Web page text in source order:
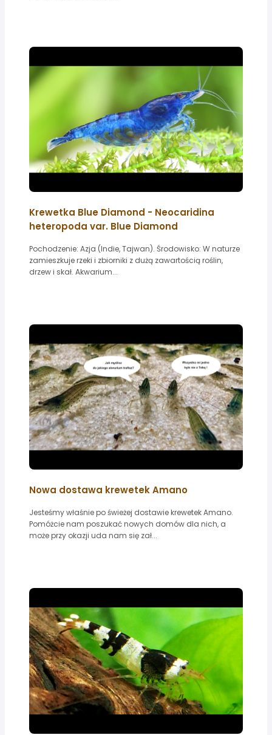
Krewetka Blue Diamond - Neocaridina
heteropoda var. Blue Diamond
Pochodzenie: Azja (Indie, Tajwan). Środowisko: W naturze
zamieszkuje rzeki i zbiorniki z dużą zawartością roślin,
drzew i skał. Akwarium...
Nowa dostawa krewetek Amano
Jesteśmy właśnie po świeżej dostawie krewetek Amano.
Pomóżcie nam poszukać nowych domów dla nich, a
może przy okazji uda nam się zał...